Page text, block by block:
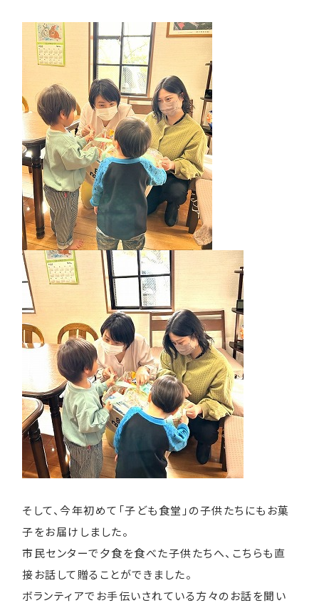
そして、今年初めて「子ども食堂」の子供たちにもお菓
子をお届けしました。
市民センターで夕食を食べた子供たちへ、こちらも直
接お話して贈ることができました。
ボランティアでお手伝いされている方々のお話を聞い